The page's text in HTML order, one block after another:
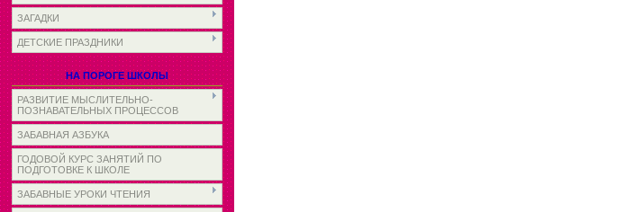
ЗАГАДКИ
ДЕТСКИЕ ПРАЗДНИКИ
НА ПОРОГЕ ШКОЛЫ
РАЗВИТИЕ МЫСЛИТЕЛЬНО-
ПОЗНАВАТЕЛЬНЫХ ПРОЦЕССОВ
ЗАБАВНАЯ АЗБУКА
ГОДОВОЙ КУРС ЗАНЯТИЙ ПО
ПОДГОТОВКЕ К ШКОЛЕ
ЗАБАВНЫЕ УРОКИ ЧТЕНИЯ